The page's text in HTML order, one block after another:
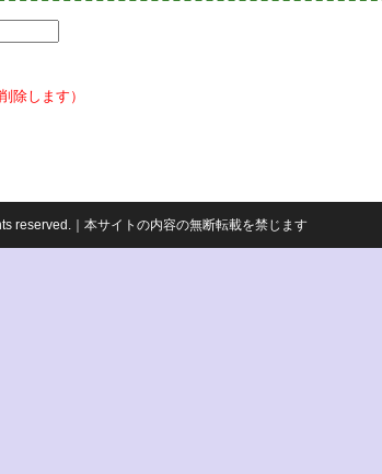
除します）
reserved.｜本サイトの内容の無断転載を禁じます